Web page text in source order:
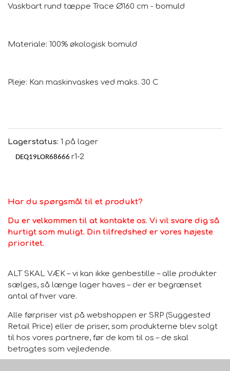
Vaskbart rund tæppe Trace Ø160 cm - bomuld
Materiale: 100% økologisk bomuld
Pleje: Kan maskinvaskes ved maks. 30 C
Lagerstatus: 1 på lager
DEQ19LOR68666 r1-2
Har du spørgsmål til et produkt?
Du er velkommen til at kontakte os. Vi vil svare dig så
hurtigt som muligt. Din tilfredshed er vores højeste
prioritet.
ALT SKAL VÆK – vi kan ikke genbestille – alle produkter
sælges, så længe lager haves – der er begrænset
antal af hver vare.
Alle førpriser vist på webshoppen er SRP (Suggested
Retail Price) eller de priser, som produkterne blev solgt
til hos vores partnere, før de kom til os – de skal
betragtes som vejledende.